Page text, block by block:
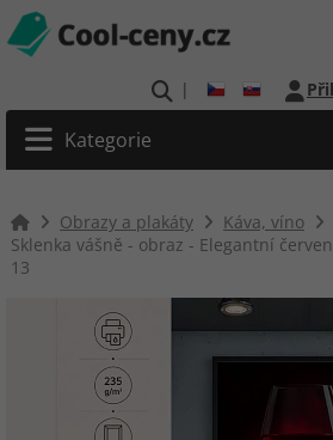
|
Kategorie
Obrazy a plakáty
Káva, víno
Sklenka vášně - obraz - Elegantní
13